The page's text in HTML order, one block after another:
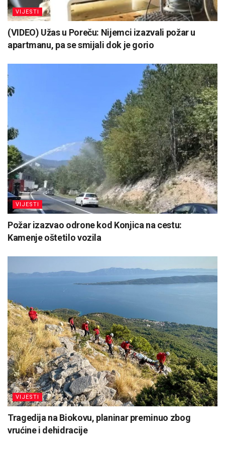
VIJESTI
(VIDEO) Užas u Poreču: Nijemci izazvali požar u
apartmanu, pa se smijali dok je gorio
VIJESTI
Požar izazvao odrone kod Konjica na cestu:
Kamenje oštetilo vozila
VIJESTI
Tragedija na Biokovu, planinar preminuo zbog
vrućine i dehidracije